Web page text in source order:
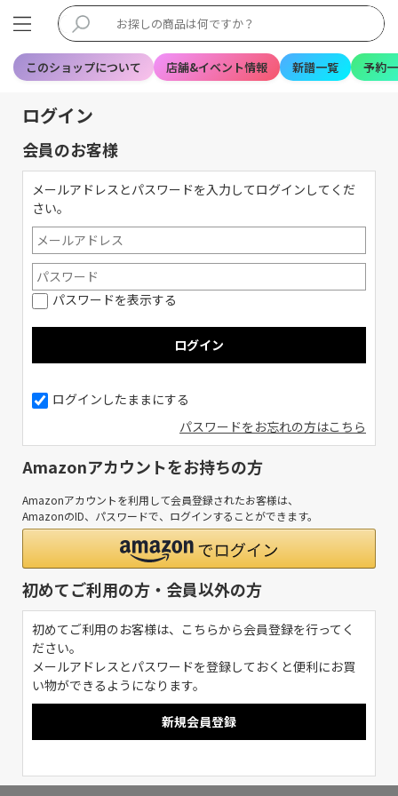
このショップについて 店舗&イベント情報 新譜一覧 予約
ログイン
会員のお客様
メールアドレスとパスワードを入力してログインしてくだ
さい。
パスワードを表示する
ログインしたままにする
パスワードをお忘れの方はこちら
Amazonアカウントをお持ちの方
Amazonアカウントを利用して会員登録されたお客様は、
AmazonのID、パスワードで、ログインすることができます。
初めてご利用の方・会員以外の方
初めてご利用のお客様は、こちらから会員登録を行ってく
ださい。
メールアドレスとパスワードを登録しておくと便利にお買
い物ができるようになります。